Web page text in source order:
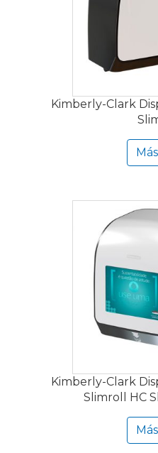
Kimberly-Clark
Kimberly-Clark
Slimroll HC